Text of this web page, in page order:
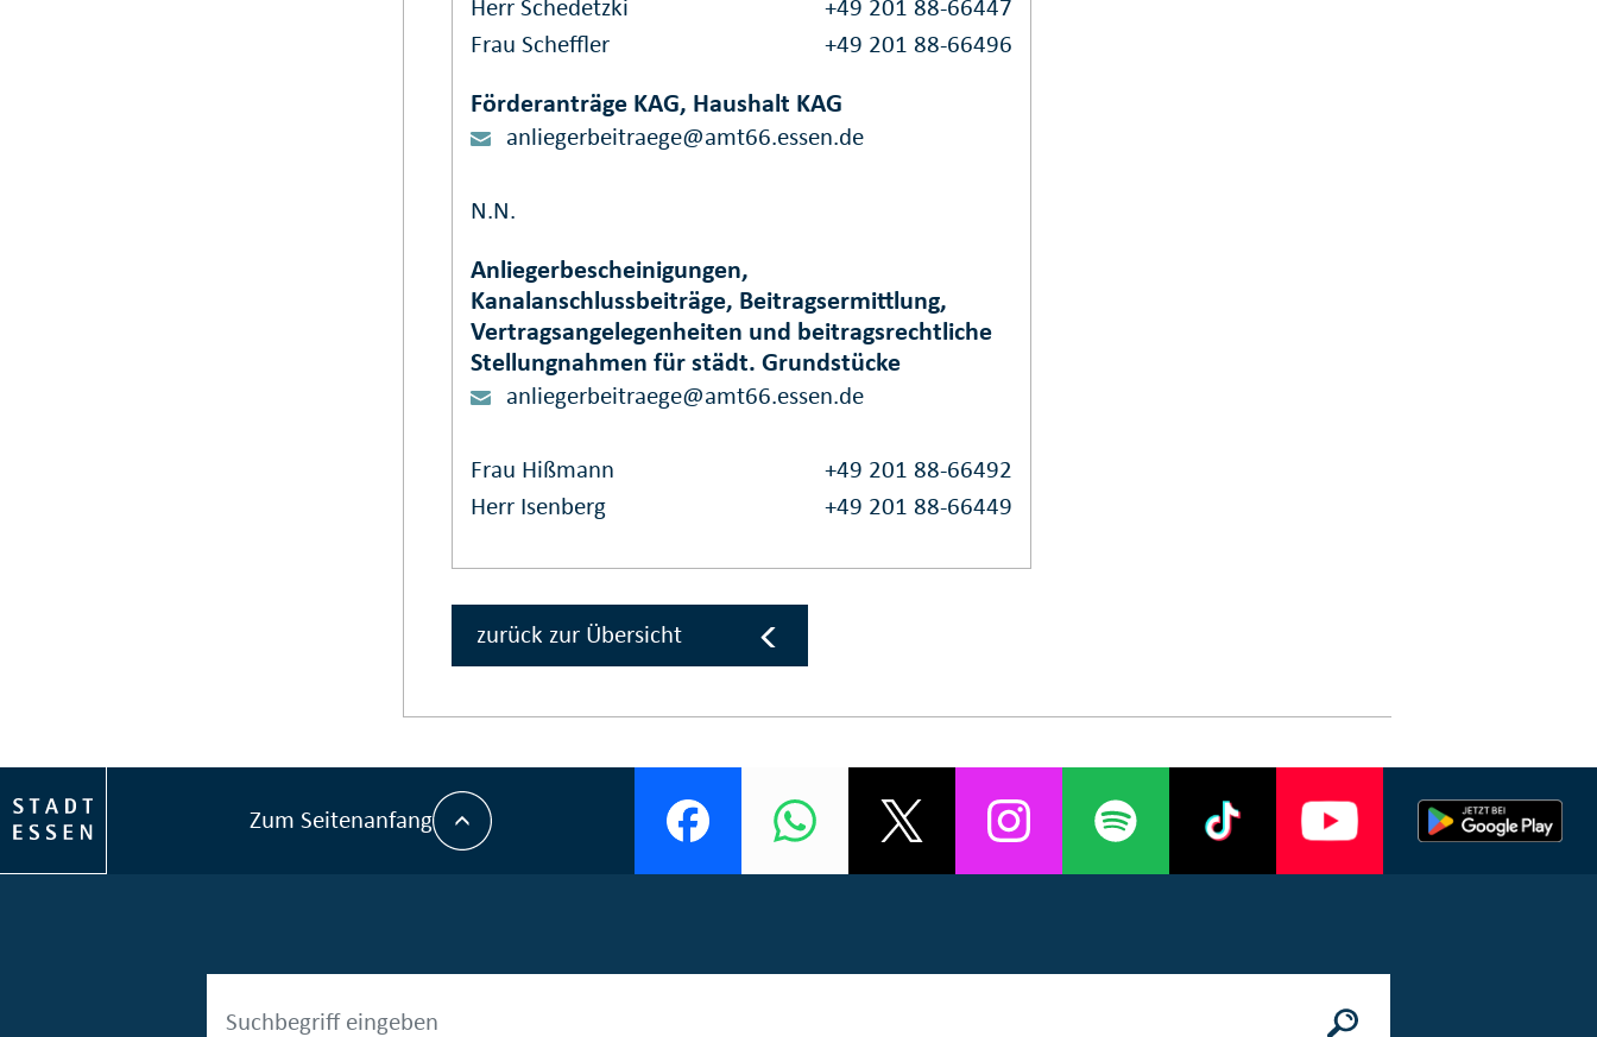
Herr Schedetzki
+49 201 88-66447
Frau Scheffler
+49 201 88-66496
Förderanträge KAG, Haushalt KAG
anliegerbeitraege@amt66.essen.de
N.N.
Anliegerbescheinigungen,
Kanalanschlussbeiträge, Beitragsermittlung,
Vertragsangelegenheiten und beitragsrechtliche
Stellungnahmen für städt. Grundstücke
anliegerbeitraege@amt66.essen.de
Frau Hißmann
+49 201 88-66492
Herr Isenberg
+49 201 88-66449
zurück zur Übersicht
Zum Seitenanfang